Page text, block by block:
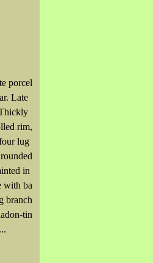
porcel
Late
rim,
lug
in
with ba
branch
tin